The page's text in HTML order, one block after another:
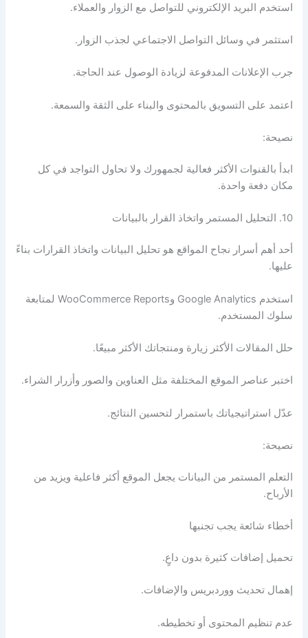
استخدم البريد الإلكتروني للتواصل مع الزوار والعملاء.
استثمر في وسائل التواصل الاجتماعي لجذب الزوار.
جرب الإعلانات المدفوعة لزيادة الوصول عند الحاجة.
اعتمد على التسويق بالمحتوى والبناء على الثقة والسمعة.
نصيحة:
ابدأ بالقنوات الأكثر فعالية لجمهورك ولا تحاول التواجد في كل
مكان دفعة واحدة.
10. التحليل المستمر واتخاذ القرار بالبيانات
أحد أهم أسرار نجاح المواقع هو تحليل البيانات واتخاذ القرارات بناءً
عليها.
استخدم Google Analytics وWooCommerce Reports لمتابعة
سلوك المستخدم.
حلل المقالات الأكثر زيارة ومنتجاتك الأكثر مبيعًا.
اختبر عناصر الموقع المختلفة مثل العناوين والصور وأزرار الشراء.
عدّل استراتيجياتك باستمرار لتحسين النتائج.
نصيحة:
التعلم المستمر من البيانات يجعل الموقع أكثر فاعلية ويزيد من
الأرباح.
أخطاء شائعة يجب تجنبها
تحميل إضافات كثيرة بدون داعٍ.
إهمال تحديث ووردبريس والإضافات.
عدم تنظيم المحتوى أو تخطيطه.